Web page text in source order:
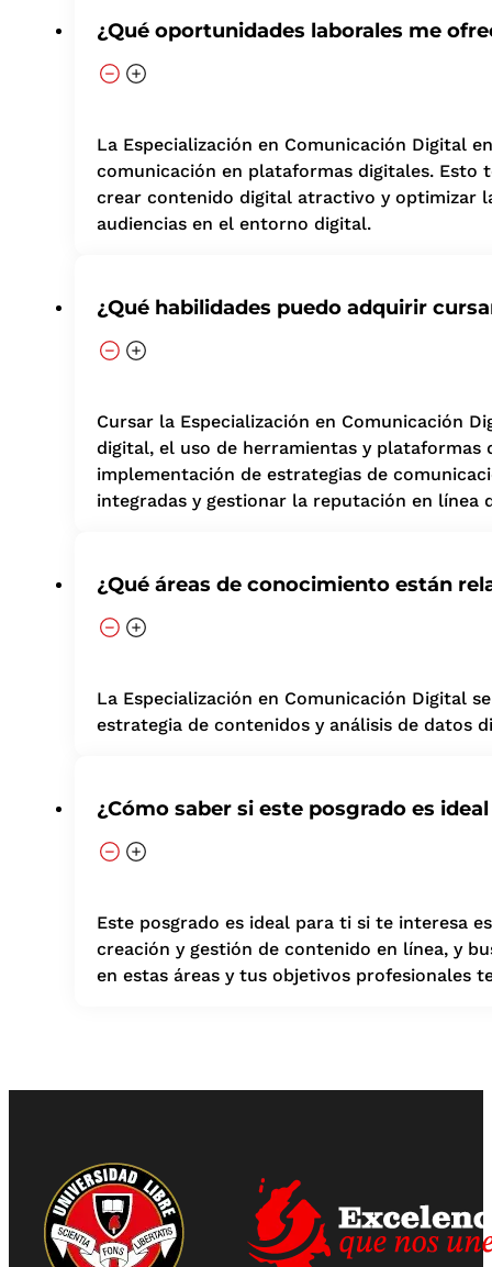
¿Qué oportunidades laborales me
La Especialización en Comunicación Digital
comunicación en plataformas digitales. Esto
crear contenido digital atractivo y optimizar
audiencias en el entorno digital.
¿Qué habilidades puedo adquirir
Cursar la Especialización en Comunicación
digital, el uso de herramientas y plataformas
implementación de estrategias de
integradas y gestionar la reputación en línea
¿Qué áreas de conocimiento están
La Especialización en Comunicación Digital
estrategia de contenidos y análisis de datos
¿Cómo saber si este posgrado es
Este posgrado es ideal para ti si te interesa
creación y gestión de contenido en línea, y
en estas áreas y tus objetivos profesionales